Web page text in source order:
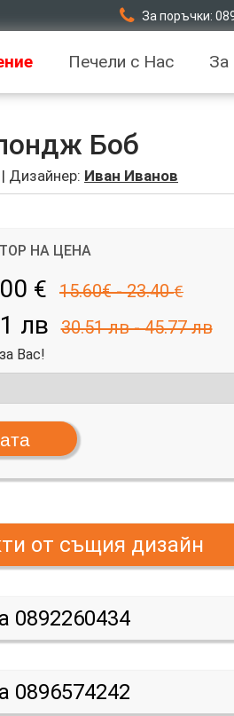
За поръчки:
Печели с Нас За
Боб
| Дизайнер: Иван Иванов
НА ЦЕНА
€ 15.60€ - 23.40 €
лв 30.51 лв - 45.77 лв
Вас!
от същия дизайн
0892260434
0896574242